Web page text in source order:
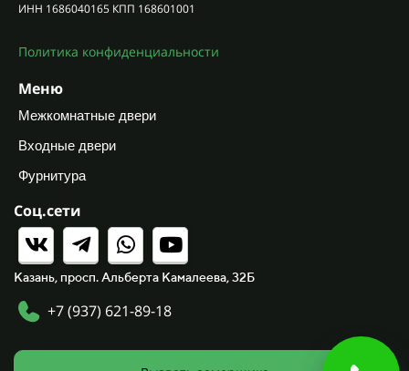
ИНН 1686040165 КПП 168601001
Политика конфиденциальности
Меню
Межкомнатные двери
Входные двери
Фурнитура
Соц.сети
Казань, просп. Альберта Камалеева, 32Б
+7 (937) 621-89-18